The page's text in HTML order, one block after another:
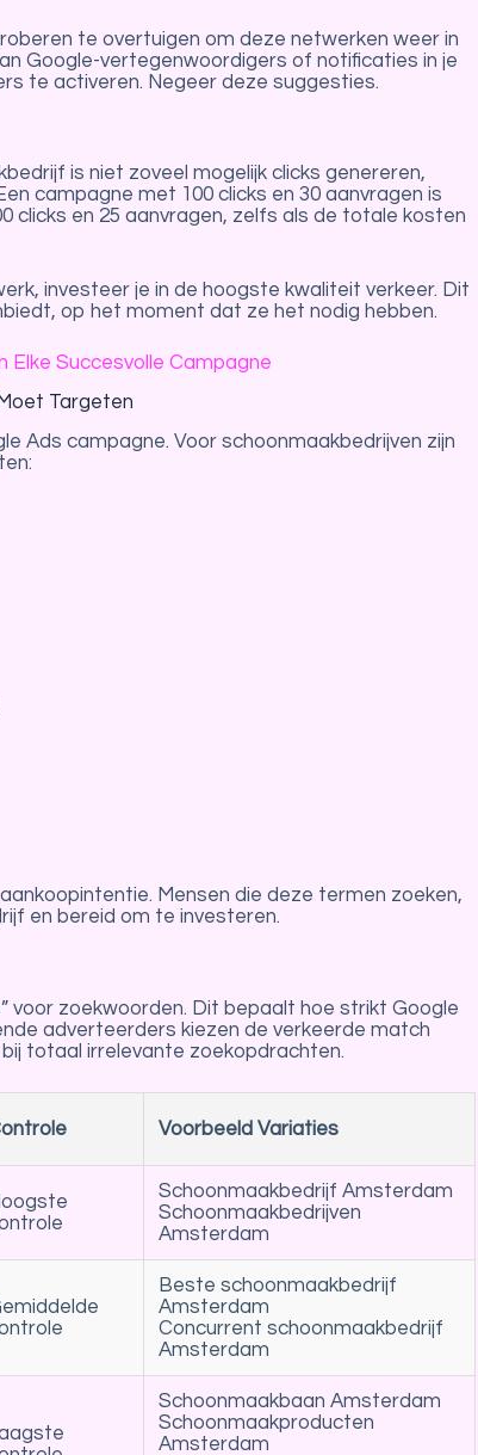
te overtuigen om deze netwerken weer in
Google-vertegenwoordigers of notificaties in je
te activeren. Negeer deze suggesties.
is niet zoveel mogelijk clicks genereren,
campagne met 100 clicks en 30 aanvragen is
clicks en 25 aanvragen, zelfs als de totale kosten
investeer je in de hoogste kwaliteit verkeer. Dit
op het moment dat ze het nodig hebben.
Elke Succesvolle Campagne
Targeten
Ads campagne. Voor schoonmaakbedrijven zijn
Mensen die deze termen zoeken,
en bereid om te investeren.
voor zoekwoorden. Dit bepaalt hoe strikt Google
adverteerders kiezen de verkeerde match
totaal irrelevante zoekopdrachten.
Voorbeeld Variaties
Schoonmaakbedrijf Amsterdam
Schoonmaakbedrijven
Amsterdam
Beste schoonmaakbedrijf
Amsterdam
Concurrent schoonmaakbedrijf
Amsterdam
Schoonmaakbaan Amsterdam
Schoonmaakproducten
Amsterdam